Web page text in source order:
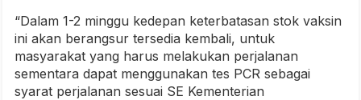
“Dalam 1-2 minggu kedepan keterbatasan stok vaksin
ini akan berangsur tersedia kembali, untuk
masyarakat yang harus melakukan perjalanan
sementara dapat menggunakan tes PCR sebagai
syarat perjalanan sesuai SE Kementerian